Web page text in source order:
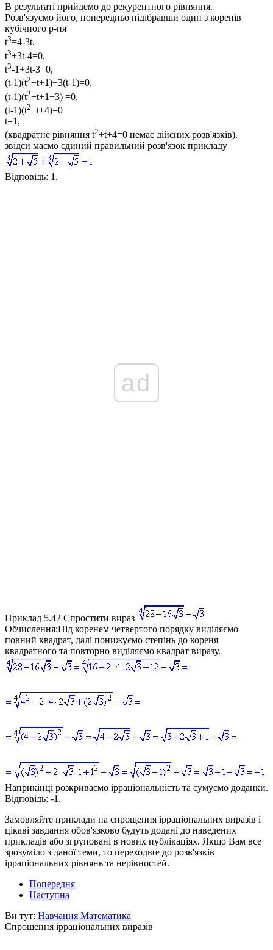
В результаті прийдемо до рекурентного рівняння.
Розв'язуємо його, попередньо підібравши один з коренів
кубічного р-ня
t3=4-3t,
t3+3t-4=0,
t3-1+3t-3=0,
(t-1)(t2+t+1)+3(t-1)=0,
(t-1)(t2+t+1+3) =0,
(t-1)(t2+t+4)=0
t=1,
(квадратне рівняння t2+t+4=0 немає дійсних розв'язків).
звідси маємо єдиний правильний розв'язок прикладу
Відповідь: 1.
ad
Приклад 5.42 Спростити вираз
Обчислення:Під коренем четвертого порядку виділяємо
повний квадрат, далі понижуємо степінь до кореня
квадратного та повторно виділяємо квадрат виразу.
Наприкінці розкриваємо ірраціональність та сумуємо доданки.
Відповідь: -1.
Замовляйте приклади на спрощення ірраціональних виразів і
цікаві завдання обов'язково будуть додані до наведених
прикладів або згруповані в нових публікаціях. Якщо Вам все
зрозуміло з даної теми, то переходьте до розв'язків
ірраціональних рівнянь та нерівностей.
Попередня
Наступна
Ви тут: Навчання Математика
Спрощення ірраціональних виразів